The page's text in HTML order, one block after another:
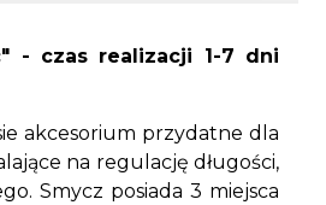
- czas realizacji 1-7 dni
akcesorium przydatne dla
na regulację długości,
Smycz posiada 3 miejsca